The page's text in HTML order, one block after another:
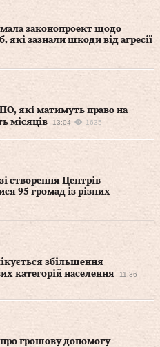
законопроект щодо
які зазнали шкоди від агресії
які матимуть право на
місяців
13:04 1635
створення Центрів
95 громад із різних
збільшення
категорій населення
11:36
грошову допомогу